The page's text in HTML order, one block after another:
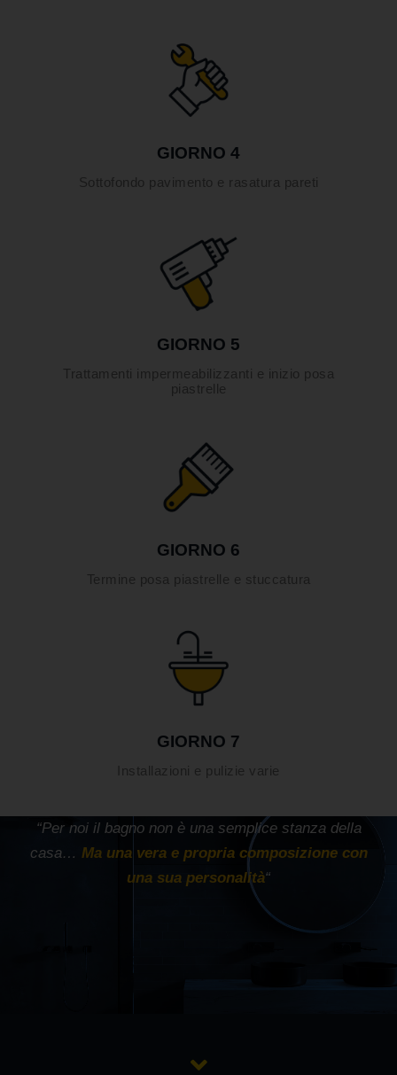
GIORNO 4
Sottofondo pavimento e rasatura pareti
GIORNO 5
Trattamenti impermeabilizzanti e inizio posa
piastrelle
GIORNO 6
Termine posa piastrelle e stuccatura
GIORNO 7
Installazioni e pulizie varie
“Per noi il bagno non è una semplice stanza della
casa… Ma una vera e propria composizione con
una sua personalità“